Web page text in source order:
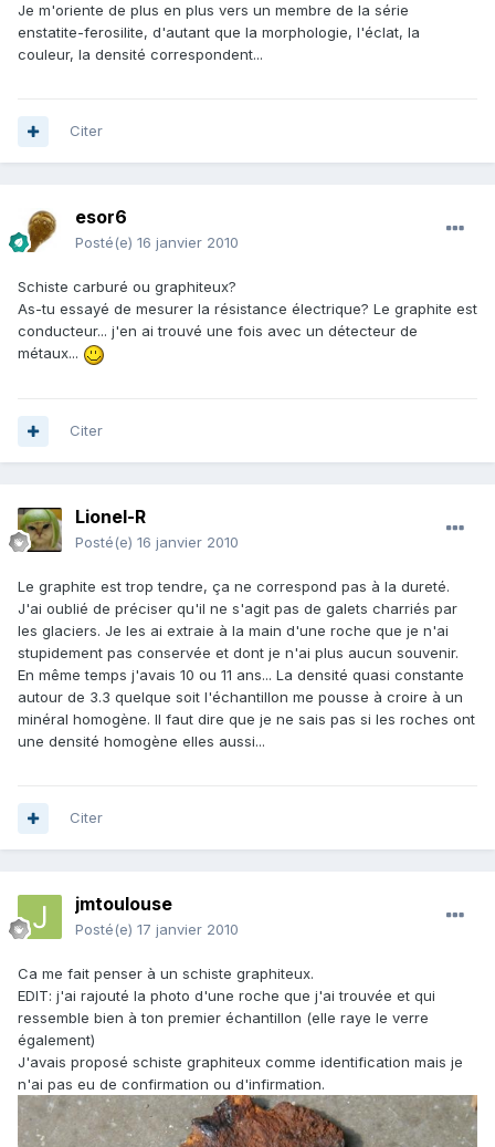
Je m'oriente de plus en plus vers un membre de la série
enstatite-ferosilite, d'autant que la morphologie, l'éclat, la
couleur, la densité correspondent...
Citer
esor6
Posté(e) 16 janvier 2010
Schiste carburé ou graphiteux?
As-tu essayé de mesurer la résistance électrique? Le graphite est
conducteur... j'en ai trouvé une fois avec un détecteur de
métaux...
Citer
Lionel-R
Posté(e) 16 janvier 2010
Le graphite est trop tendre, ça ne correspond pas à la dureté.
J'ai oublié de préciser qu'il ne s'agit pas de galets charriés par
les glaciers. Je les ai extraie à la main d'une roche que je n'ai
stupidement pas conservée et dont je n'ai plus aucun souvenir.
En même temps j'avais 10 ou 11 ans... La densité quasi constante
autour de 3.3 quelque soit l'échantillon me pousse à croire à un
minéral homogène. Il faut dire que je ne sais pas si les roches ont
une densité homogène elles aussi...
Citer
jmtoulouse
Posté(e) 17 janvier 2010
Ca me fait penser à un schiste graphiteux.
EDIT: j'ai rajouté la photo d'une roche que j'ai trouvée et qui
ressemble bien à ton premier échantillon (elle raye le verre
également)
J'avais proposé schiste graphiteux comme identification mais je
n'ai pas eu de confirmation ou d'infirmation.